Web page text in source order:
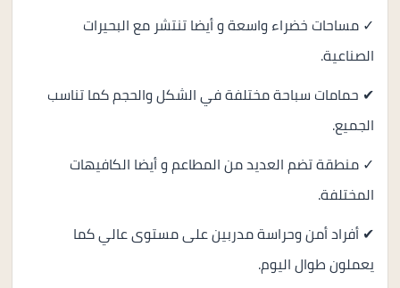
✓ مساحات خضراء واسعة و أيضا تنتشر مع البحيرات
الصناعية.
✔ حمامات سباحة مختلفة في الشكل والحجم كما تناسب
الجميع.
✓ منطقة تضم العديد من المطاعم و أيضا الكافيهات
المختلفة.
✔ أفراد أمن وحراسة مدربين على مستوى عالي كما
يعملون طوال اليوم.